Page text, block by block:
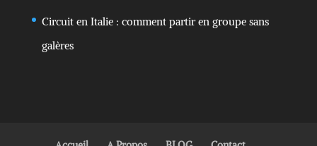
Circuit en Italie : comment partir en groupe sans
galères